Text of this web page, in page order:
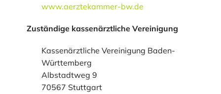
www.aerztekammer-bw.de
Zuständige kassenärztliche Vereinigung
Kassenärztliche Vereinigung Baden-
Württemberg
Albstadtweg 9
70567 Stuttgart